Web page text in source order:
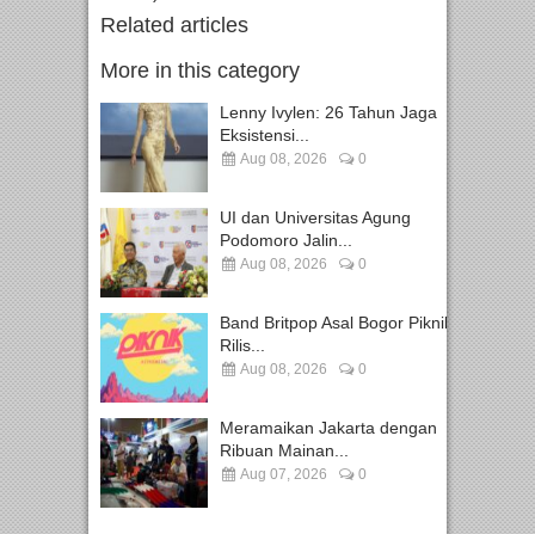
Related articles
More in this category
Lenny Ivylen: 26 Tahun Jaga
Eksistensi...
Aug 08, 2026 0
UI dan Universitas Agung
Podomoro Jalin...
Aug 08, 2026 0
Band Britpop Asal Bogor Piknik
Rilis...
Aug 08, 2026 0
Meramaikan Jakarta dengan
Ribuan Mainan...
Aug 07, 2026 0